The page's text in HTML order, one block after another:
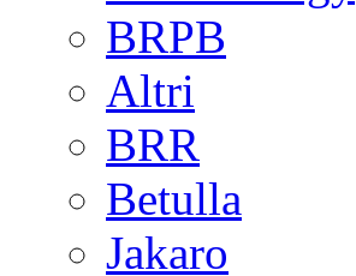
BRPB
Altri
BRR
Betulla
Jakaro